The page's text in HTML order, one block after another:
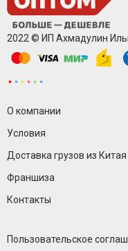
2022 © ИП Ахмадулин
О компании
Условия
Доставка грузов из Китая
Франшиза
Контакты
Пользовательское